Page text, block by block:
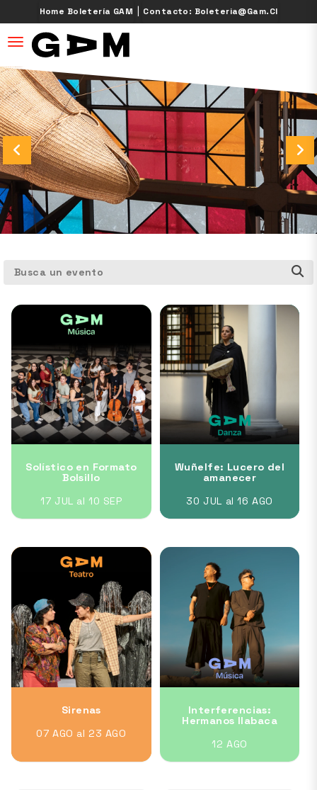
Home Boletería GAM | Contacto: Boleteria@gam.cl
desplegar navegación
Busca un evento
Solístico en Formato
Bolsillo
17 JUL al 10 SEP
Wuñelfe: Lucero del
amanecer
30 JUL al 16 AGO
Sirenas
07 AGO al 23 AGO
Interferencias:
Hermanos Ilabaca
12 AGO